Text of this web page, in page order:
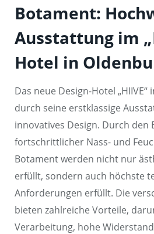
Botament:
Ausstattung im
Hotel in
Das neue Design-Hotel
durch seine erstklassige
innovatives Design. Durch den
fortschrittlicher Nass- und
Botament werden nicht nur
erfüllt, sondern auch höchste
Anforderungen erfüllt. Die
bieten zahlreiche Vorteile,
Verarbeitung, hohe